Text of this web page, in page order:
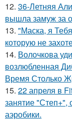
12. 36-Летняя
вышла замуж за
13. "Маска, я
которую не
14. Волочкова
возлюбленная
Время Столько
15. 22 апреля в
занятие "Степ+",
аэробики.